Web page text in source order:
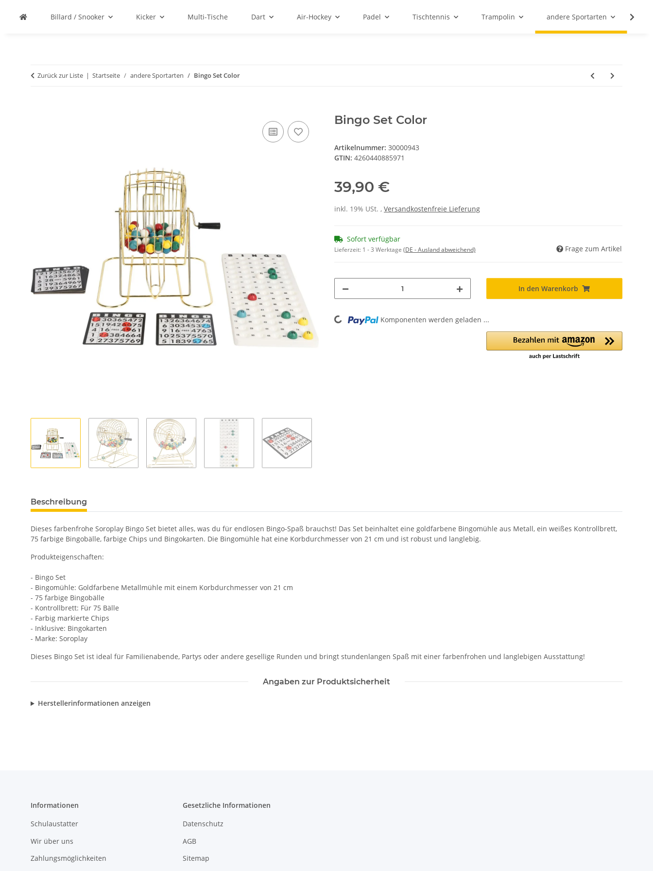
Billard / Snooker Kicker Multi-Tische Dart Air-Hockey Padel Tischtennis Trampolin andere Sportarten
Zurück zur Liste Startseite andere Sportarten Bingo Set Color
Bingo Set Color
Artikelnummer: 30000943
GTIN: 4260440885971
39,90 €
inkl. 19% USt. , Versandkostenfreie Lieferung
Sofort verfügbar
Lieferzeit: 1 - 3 Werktage (DE - Ausland abweichend) Frage zum Artikel
In den Warenkorb
Loading... Komponenten werden geladen ...
Beschreibung
Dieses farbenfrohe Soroplay Bingo Set bietet alles, was du für endlosen Bingo-Spaß brauchst! Das Set beinhaltet eine goldfarbene Bingomühle aus Metall, ein weißes Kontrollbrett,
75 farbige Bingobälle, farbige Chips und Bingokarten. Die Bingomühle hat eine Korbdurchmesser von 21 cm und ist robust und langlebig.
Produkteigenschaften:
- Bingo Set
- Bingomühle: Goldfarbene Metallmühle mit einem Korbdurchmesser von 21 cm
- 75 farbige Bingobälle
- Kontrollbrett: Für 75 Bälle
- Farbig markierte Chips
- Inklusive: Bingokarten
- Marke: Soroplay
Dieses Bingo Set ist ideal für Familienabende, Partys oder andere gesellige Runden und bringt stundenlangen Spaß mit einer farbenfrohen und langlebigen Ausstattung!
Angaben zur Produktsicherheit
Herstellerinformationen anzeigen
Informationen
Schulaustatter
Wir über uns
Zahlungsmöglichkeiten
Gesetzliche Informationen
Datenschutz
AGB
Sitemap